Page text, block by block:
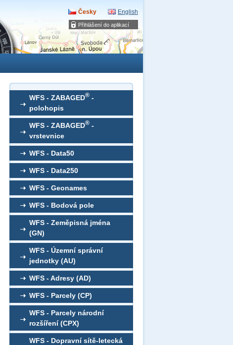
Přihlášení do aplikací
Česky English
WFS - ZABAGED® -
polohopis
WFS - ZABAGED® -
vrstevnice
WFS - Data50
WFS - Data250
WFS - Geonames
WFS - Bodová pole
WFS - Zeměpisná jména
(GN)
WFS - Územní správní
jednotky (AU)
WFS - Adresy (AD)
WFS - Parcely (CP)
WFS - Parcely národní
rozšíření (CPX)
WFS - Dopravní sítě-letecká